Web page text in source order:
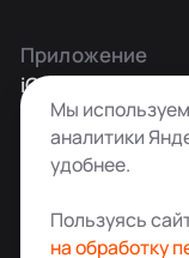
Приложение
iOS
Android
Мы
аналитики
удобнее.
Пользуясь
на обработку